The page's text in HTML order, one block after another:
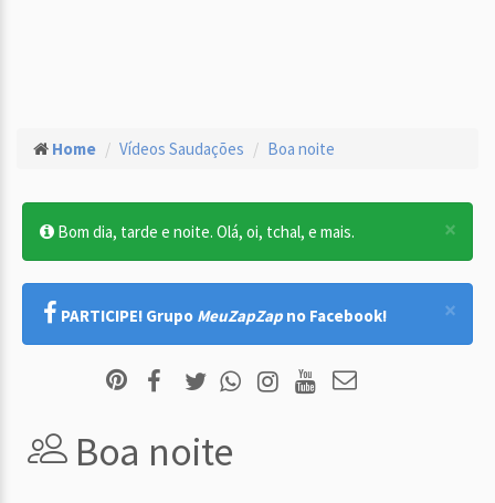
Home Vídeos Saudações Boa noite
×
Bom dia, tarde e noite. Olá, oi, tchal, e mais.
×
PARTICIPE! Grupo MeuZapZap no Facebook!
Boa noite